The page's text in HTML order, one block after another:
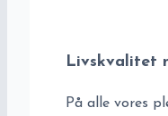
Livskvalitet
På alle vores